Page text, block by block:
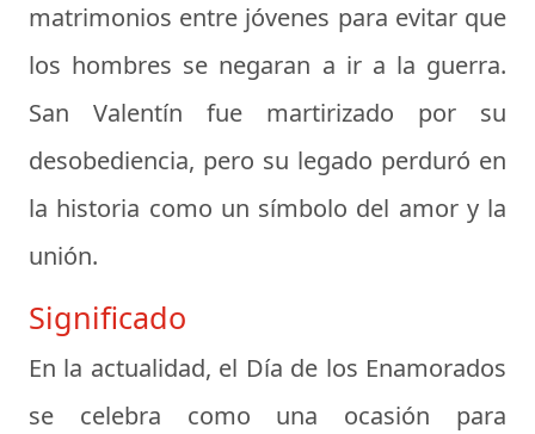
matrimonios entre jóvenes para evitar que
los hombres se negaran a ir a la guerra.
San Valentín fue martirizado por su
desobediencia, pero su legado perduró en
la historia como un símbolo del amor y la
unión.
Significado
En la actualidad, el Día de los Enamorados
se celebra como una ocasión para